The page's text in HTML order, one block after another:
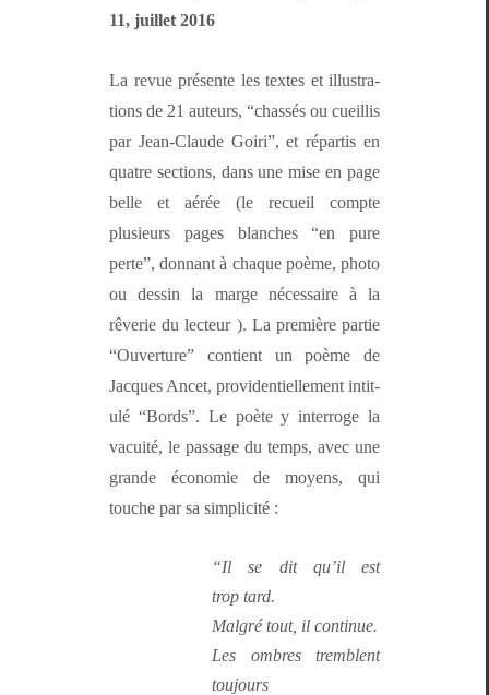
11, juil­let 2016
La revue présente les textes et illus­tra­
tions de 21 auteurs, “chas­sés ou cueil­lis
par Jean-Claude Goiri”, et répar­tis en
qua­tre sec­tions, dans une mise en page
belle et aérée (le recueil compte
plusieurs pages blanch­es “en pure
perte”, don­nant à chaque poème, pho­to
ou dessin la marge néces­saire à la
rêver­ie du lecteur ). La pre­mière par­tie
“Ouver­ture” con­tient un poème de
Jacques Ancet, prov­i­den­tielle­ment inti­t­
ulé “Bor­ds”. Le poète y inter­roge la
vacuité, le pas­sage du temps, avec une
grande économie de moyens, qui
touche par sa simplicité :
“Il se dit qu’il est
trop tard.
Mal­gré tout, il continue.
Les ombres trem­blent
toujours